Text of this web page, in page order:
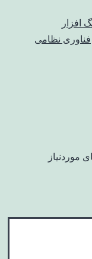
افزار
فناوری نظامی
موردنیاز